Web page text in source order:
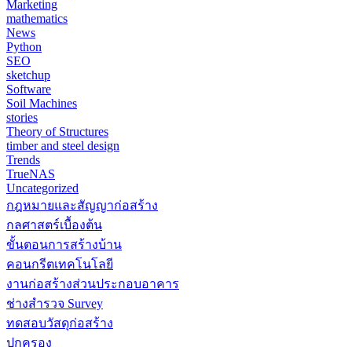
Marketing
mathematics
News
Python
SEO
sketchup
Software
Soil Machines
stories
Theory of Structures
timber and steel design
Trends
TrueNAS
Uncategorized
กฎหมายและสัญญาก่อสร้าง
กลศาสตร์เบื้องต้น
ขั้นตอนการสร้างบ้าน
คอนกรีตเทคโนโลยี
งานก่อสร้างส่วนประกอบอาคาร
ช่างสำรวจ Survey
ทดสอบวัสดุก่อสร้าง
ปกครอง